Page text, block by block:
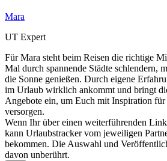
Mara
UT Expert
Für Mara steht beim Reisen die richtige
Mal durch spannende Städte schlendern,
die Sonne genießen. Durch eigene
im Urlaub wirklich ankommt und bringt
Angebote ein, um Euch mit Inspiration für
versorgen.
Wenn Ihr über einen weiterführenden
kann Urlaubstracker vom jeweiligen
bekommen. Die Auswahl und
davon unberührt.